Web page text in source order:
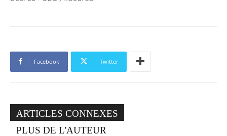
Facebook Twitter
ARTICLES CONNEXES
PLUS DE L'AUTEUR